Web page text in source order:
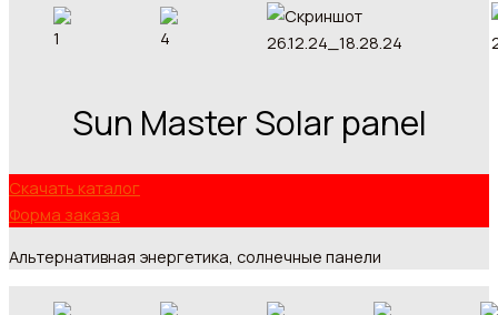
Sun Master Solar panel
Скачать каталог
Форма заказа
Альтернативная энергетика, солнечные панели